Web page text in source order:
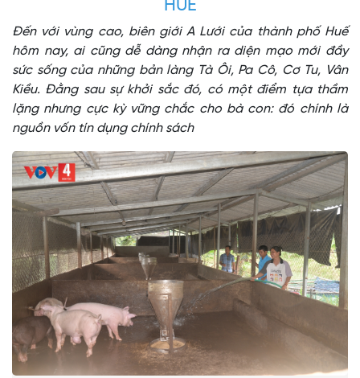
HUẾ
Đến với vùng cao, biên giới A Lưới của thành phố Huế
hôm nay, ai cũng dễ dàng nhận ra diện mạo mới đầy
sức sống của những bản làng Tà Ôi, Pa Cô, Cơ Tu, Vân
Kiều. Đằng sau sự khởi sắc đó, có một điểm tựa thầm
lặng nhưng cực kỳ vững chắc cho bà con: đó chính là
nguồn vốn tín dụng chính sách